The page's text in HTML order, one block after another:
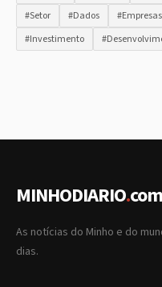
#Setor
#Dados #Empresas
#Investimento
MINHODIARIO.com
As notícias do Minho e do
dias.